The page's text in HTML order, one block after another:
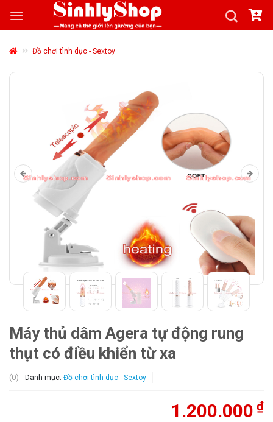
Đồ chơi tình dục - Sextoy
Máy thủ dâm Agera tự động rung
thụt có điều khiển từ xa
(0) Danh mục: Đồ chơi tình dục - Sextoy
1.200.000₫